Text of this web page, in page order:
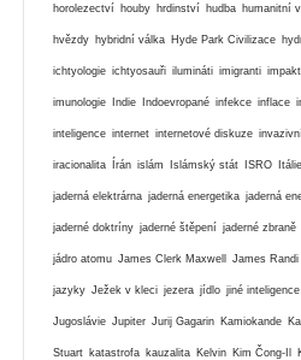
horolezectví houby hrdinství hudba humanitní
hvězdy hybridní válka Hyde Park Civilizace
ichtyologie ichtyosauři ilumináti imigranti
imunologie Indie Indoevropané infekce inflace
inteligence internet internetové diskuze
iracionalita Írán islám Islámský stát ISRO Itálie
jaderná elektrárna jaderná energetika jaderná
jaderné doktríny jaderné štěpení jaderné zbraně
jádro atomu James Clerk Maxwell James Randi
jazyky Ježek v kleci jezera jídlo jiné inteligence
Jugoslávie Jupiter Jurij Gagarin Kamiokande
Stuart katastrofa kauzalita Kelvin Kim Čong-Il